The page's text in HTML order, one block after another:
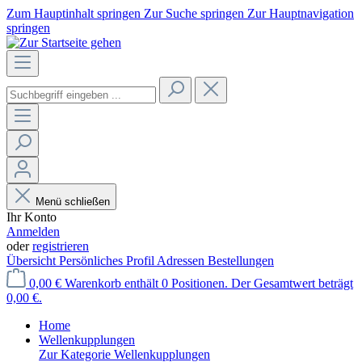
Zum Hauptinhalt springen Zur Suche springen Zur Hauptnavigation
springen
Menü schließen
Ihr Konto
Anmelden
oderregistrieren
Übersicht Persönliches Profil Adressen Bestellungen
0,00 € Warenkorb enthält 0 Positionen. Der Gesamtwert beträgt
0,00 €.
Home
Wellenkupplungen
Zur Kategorie Wellenkupplungen